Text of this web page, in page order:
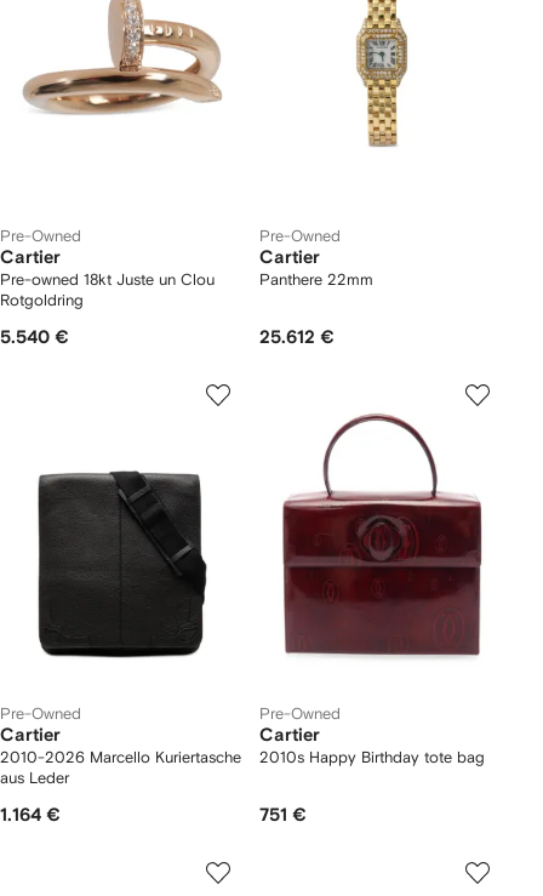
Pre-Owned
Cartier
Pre-owned 18kt Juste un Clou
Rotgoldring
5.540 €
Pre-Owned
Cartier
Panthere 22mm
25.612 €
Pre-Owned
Cartier
2010-2026 Marcello Kuriertasche
aus Leder
1.164 €
Pre-Owned
Cartier
2010s Happy Birthday tote bag
751 €